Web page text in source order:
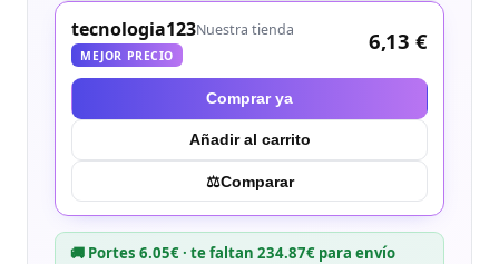
tecnologia123Nuestra tienda
MEJOR PRECIO
6,13 €
Comprar ya
Añadir al carrito
⚖︎Comparar
🚚 Portes 6.05€ · te faltan 234.87€ para envío